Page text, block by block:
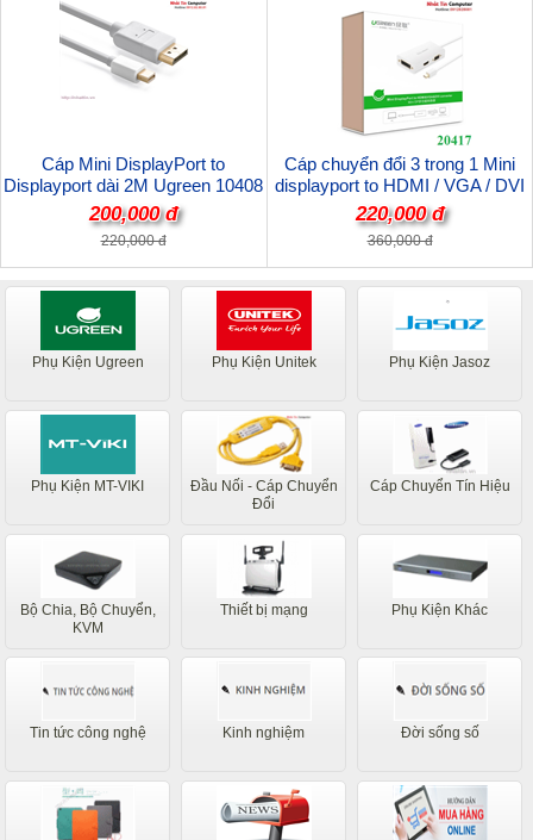
Cáp Mini DisplayPort to
Displayport dài 2M Ugreen 10408
Chính hãng
200,000 đ
220,000 đ
Cáp chuyển đổi 3 trong 1 Mini
displayport to HDMI / VGA / DVI
hỗ trợ 4k*2k Ugreen 20417 Chính
hãng
220,000 đ
360,000 đ
Phụ Kiện Ugreen Phụ Kiện Unitek Phụ Kiện Jasoz
Phụ Kiện MT-VIKI
Đầu Nối - Cáp Chuyển
Đổi
Cáp Chuyển Tín Hiệu
Bộ Chia, Bộ Chuyển,
KVM
Thiết bị mạng Phụ Kiện Khác
Tin tức công nghệ Kinh nghiệm Đời sống số